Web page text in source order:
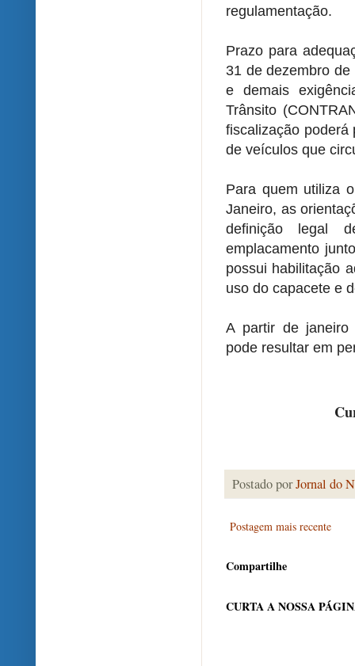
regulamentação.
Prazo para
31 de dezembro
e demais
Trânsito
fiscalização poderá
de veículos que
Para quem utiliza
Janeiro, as
definição legal
emplacamento
possui habilitação
uso do capacete e
A partir de janeiro
pode resultar em
Postado porJornal do
Postagem mais recente
Compartilhe
CURTA A NOSSA